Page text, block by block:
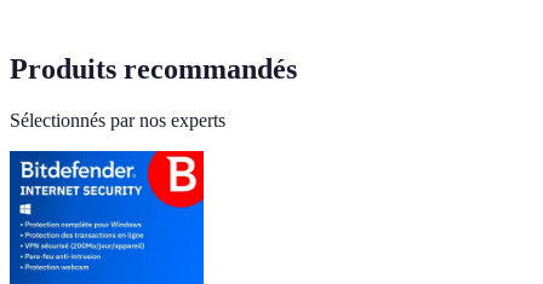
Produits recommandés
Sélectionnés par nos experts